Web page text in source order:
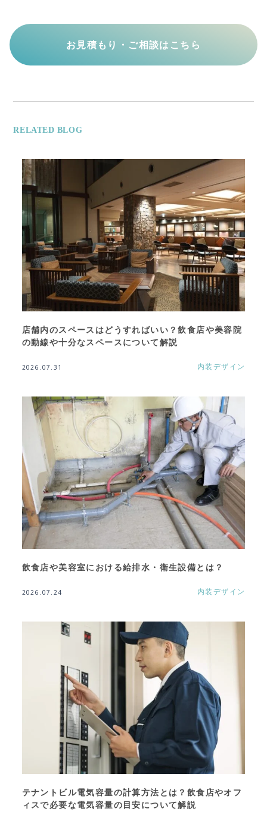
お見積もり・ご相談はこちら
RELATED BLOG
店舗内のスペースはどうすればいい？飲食店や美容院
の動線や十分なスペースについて解説
2026.07.31 内装デザイン
飲食店や美容室における給排水・衛生設備とは？
2026.07.24 内装デザイン
テナントビル電気容量の計算方法とは？飲食店やオフ
ィスで必要な電気容量の目安について解説